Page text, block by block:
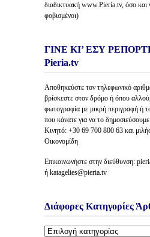
διαδικτυακή www.Pieria.tv, όσο και
φοβισμένοι)
ΓΙΝΕ ΚΙ’ ΕΣΥ
Pieria.tv
Αποθηκεύστε τον τηλεφωνικό
βρίσκεστε στον δρόμο ή όπου
φωτογραφία με μικρή περιγραφή ή
που κάνατε για να το
Κινητό: +30 69 700 800 63 και
Οικονομίδη
Επικοινωνήστε στην διεύθυνση:
ή katagelies@pieria.tv
Διάφορες Κατηγορίες
Διάφορες